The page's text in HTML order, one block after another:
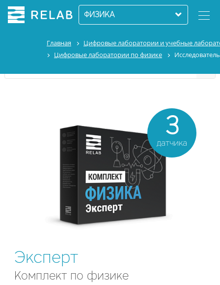
ФИЗИКА
Главная
Цифровые лаборатории и учебные
Цифровые лаборатории по физике
Эксперт
Комплект по физике
3
датчика